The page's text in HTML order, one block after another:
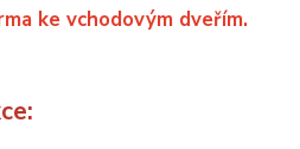
ke vchodovým dveřím.